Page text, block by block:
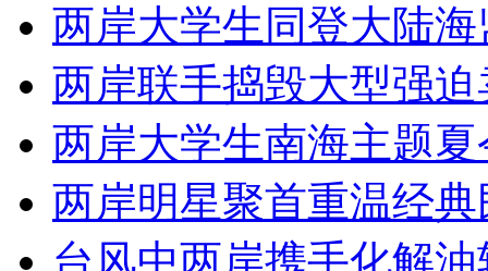
司机酒驾遇交警 急速倒车逃窜
两岸大学生同登大陆
两岸联手捣毁大型强
两岸大学生南海主题
两岸明星聚首重温经典
台风中两岸携手化解